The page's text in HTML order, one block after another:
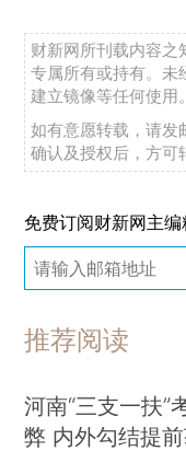
财新网所刊载内容之
专属所有或持有。未
建立镜像等任何使用。
如有意愿转载，请发
确认及授权后，方可
免费订阅财新网主
推荐阅读
河南“三支一扶”
弊 内外勾结提